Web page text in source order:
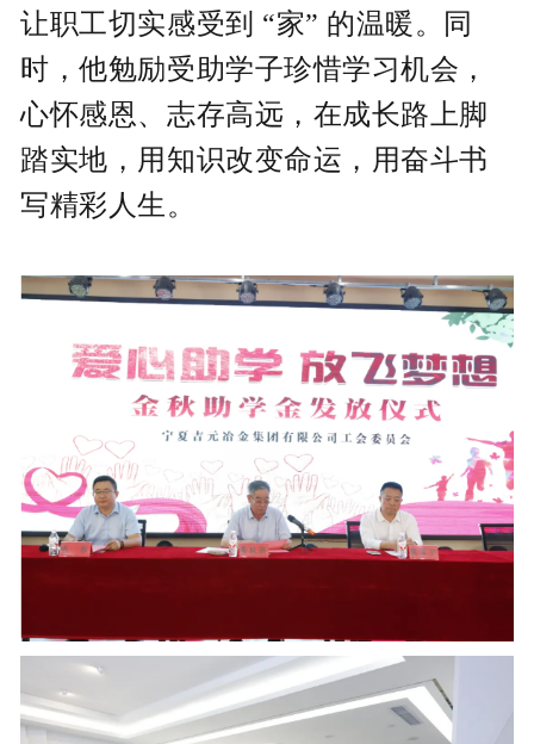
让职工切实感受到 “家” 的温暖。同
时，他勉励受助学子珍惜学习机会，
心怀感恩、志存高远，在成长路上脚
踏实地，用知识改变命运，用奋斗书
写精彩人生。